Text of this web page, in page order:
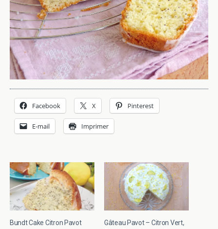
Facebook X Pinterest
E-mail Imprimer
Bundt Cake Citron Pavot
Gâteau Pavot – Citron Vert,